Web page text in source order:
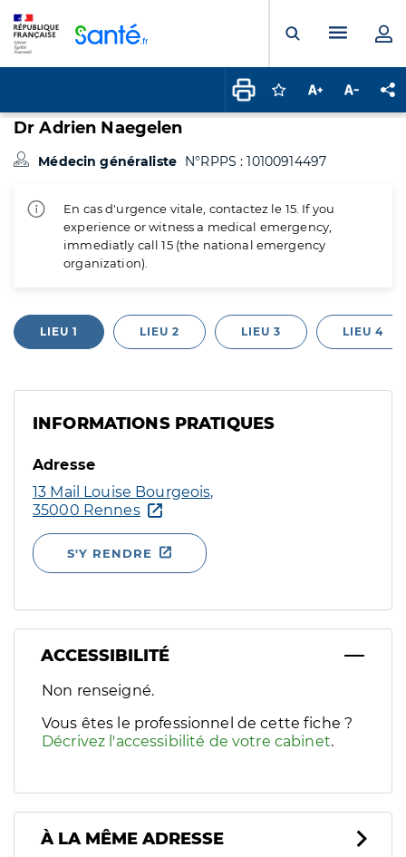
Ouvrir laMenu
Connectez-vous
Augmenter la
Dr Adrien Naegelen
Médecin généraliste N°RPPS : 10100914497
En cas d'urgence vitale, contactez le 15. If you
experience or witness a medical emergency,
immediatly call 15 (the national emergency
organization).
LIEU 1 LIEU 2 LIEU 3 LIEU 4
INFORMATIONS PRATIQUES
Adresse
13 Mail Louise Bourgeois,
35000 Rennes
S'Y RENDRE
ACCESSIBILITÉ
Filtres
Sélectionnez un ou plusieurs handicaps/besoins
Non renseigné.
Vous êtes le professionnel de cette fiche ?
Décrivez l'accessibilité de votre cabinet.
À LA MÊME ADRESSE